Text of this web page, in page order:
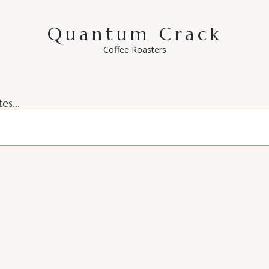
🔥Y podrás maximizar el sabor de cada uno de los cafés con los
Temario
Quantum Crack
Coffee Roasters